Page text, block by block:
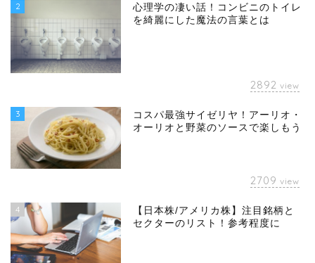
2
心理学の凄い話！コンビニのトイレ
を綺麗にした魔法の言葉とは
2892 view
3
コスパ最強サイゼリヤ！アーリオ・
オーリオと野菜のソースで楽しもう
2709 view
4
【日本株/アメリカ株】注目銘柄と
セクターのリスト！参考程度に